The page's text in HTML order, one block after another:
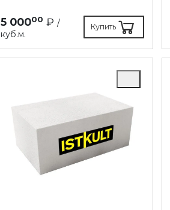
5 00000 ₽ /
куб.м.
Купить